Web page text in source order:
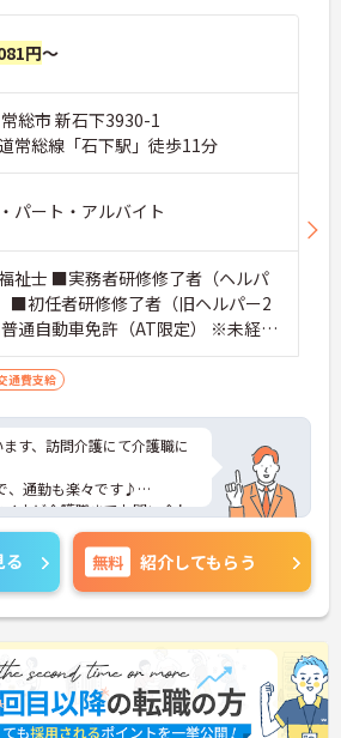
円～
総市 新石下3930-1
常総線「石下駅」徒歩11分
パート・アルバイト
祉士 ■実務者研修修了者（ヘルパ
■初任者研修修了者（旧ヘルパー2
通自動車免許（AT限定） ※未経
ンク可
通費支給
す、訪問介護にて介護職に
、通勤も楽々です♪
ナビ介護職までお問い合わ
る 無料 紹介してもらう